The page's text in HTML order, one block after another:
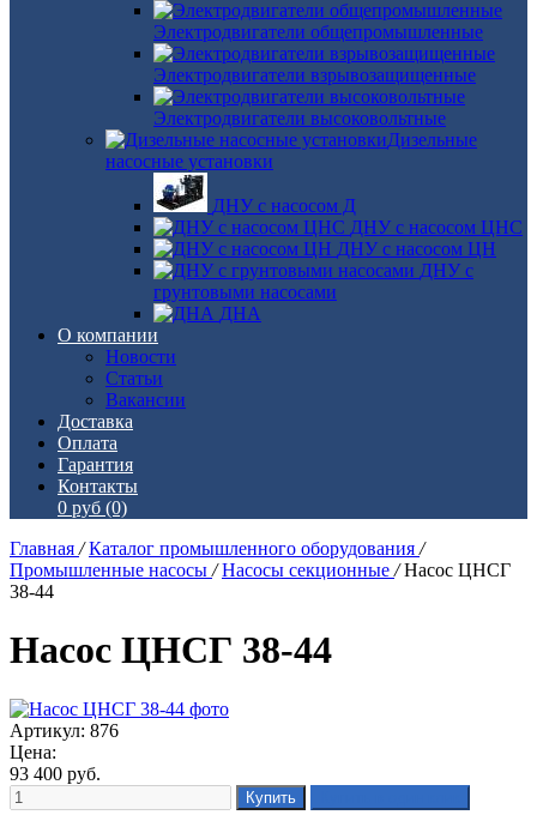
Электродвигатели общепромышленные
Электродвигатели взрывозащищенные
Электродвигатели высоковольтные
Дизельные
насосные установки
ДНУ с насосом Д
ДНУ с насосом ЦНС
ДНУ с насосом ЦН
ДНУ с
грунтовыми насосами
ДНА
О компании
Новости
Статьи
Вакансии
Доставка
Оплата
Гарантия
Контакты
0 руб (0)
Главная / Каталог промышленного оборудования /
Промышленные насосы / Насосы секционные / Насос ЦНСГ
38-44
Насос ЦНСГ 38-44
Артикул: 876
Цена:
93 400 руб.